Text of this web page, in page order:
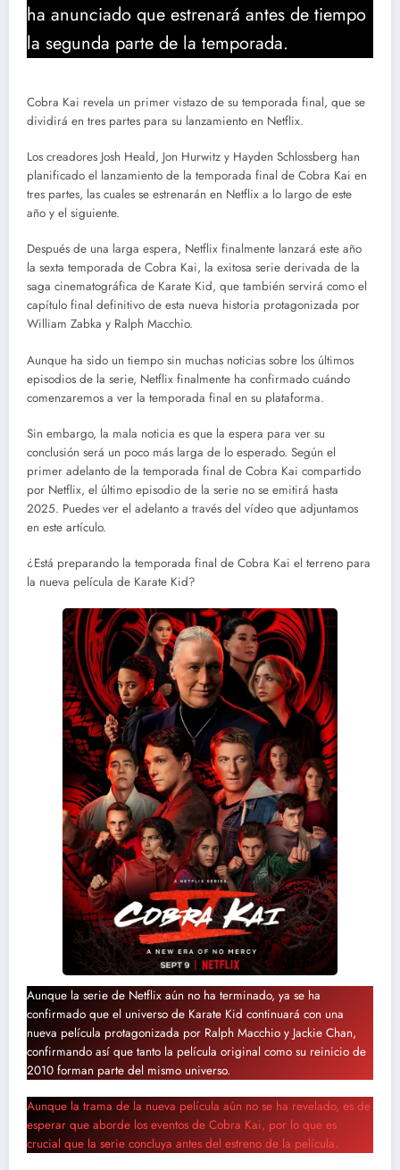
ha anunciado que estrenará antes de tiempo
la segunda parte de la temporada.
Cobra Kai revela un primer vistazo de su temporada final, que se
dividirá en tres partes para su lanzamiento en Netflix.
Los creadores Josh Heald, Jon Hurwitz y Hayden Schlossberg han
planificado el lanzamiento de la temporada final de Cobra Kai en
tres partes, las cuales se estrenarán en Netflix a lo largo de este
año y el siguiente.
Después de una larga espera, Netflix finalmente lanzará este año
la sexta temporada de Cobra Kai, la exitosa serie derivada de la
saga cinematográfica de Karate Kid, que también servirá como el
capítulo final definitivo de esta nueva historia protagonizada por
William Zabka y Ralph Macchio.
Aunque ha sido un tiempo sin muchas noticias sobre los últimos
episodios de la serie, Netflix finalmente ha confirmado cuándo
comenzaremos a ver la temporada final en su plataforma.
Sin embargo, la mala noticia es que la espera para ver su
conclusión será un poco más larga de lo esperado. Según el
primer adelanto de la temporada final de Cobra Kai compartido
por Netflix, el último episodio de la serie no se emitirá hasta
2025. Puedes ver el adelanto a través del vídeo que adjuntamos
en este artículo.
¿Está preparando la temporada final de Cobra Kai el terreno para
la nueva película de Karate Kid?
Aunque la serie de Netflix aún no ha terminado, ya se ha
confirmado que el universo de Karate Kid continuará con una
nueva película protagonizada por Ralph Macchio y Jackie Chan,
confirmando así que tanto la película original como su reinicio de
2010 forman parte del mismo universo.
Aunque la trama de la nueva película aún no se ha revelado, es de
esperar que aborde los eventos de Cobra Kai, por lo que es
crucial que la serie concluya antes del estreno de la película.